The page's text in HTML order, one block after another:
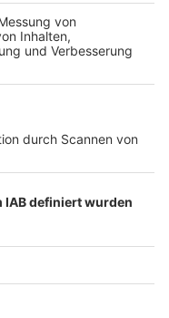
Impressum